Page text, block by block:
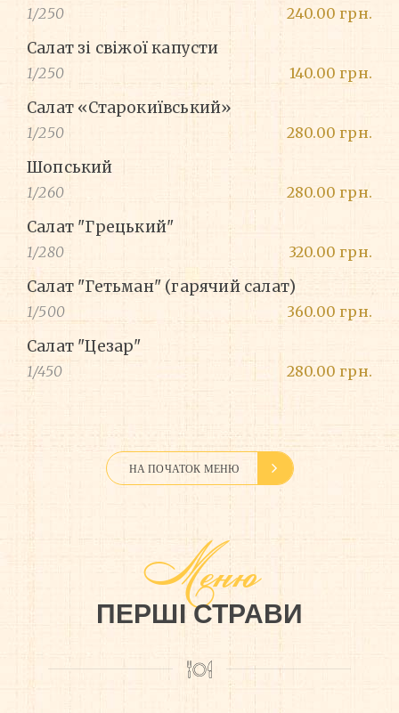
1/250 240.00 грн.
Салат зі свіжої капусти
1/250 140.00 грн.
Салат «Старокиївський»
1/250 280.00 грн.
Шопський
1/260 280.00 грн.
Салат "Грецький"
1/280 320.00 грн.
Салат "Гетьман" (гарячий салат)
1/500 360.00 грн.
Салат "Цезар"
1/450 280.00 грн.
НА ПОЧАТОК МЕНЮ
Меню
ПЕРШІ СТРАВИ